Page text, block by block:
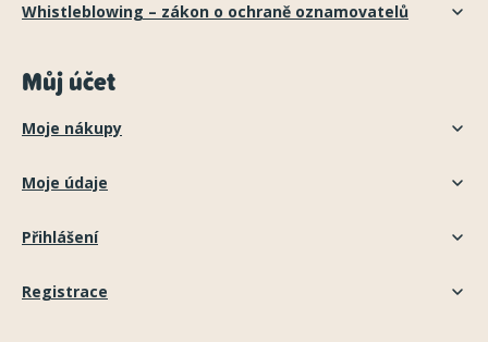
Whistleblowing – zákon o ochraně oznamovatelů
Můj účet
Moje nákupy
Moje údaje
Přihlášení
Registrace